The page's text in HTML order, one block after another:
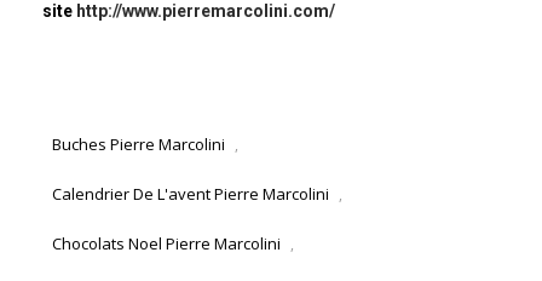
site http://www.pierremarcolini.com/
Buches Pierre Marcolini ,
Calendrier De L'avent Pierre Marcolini ,
Chocolats Noel Pierre Marcolini ,